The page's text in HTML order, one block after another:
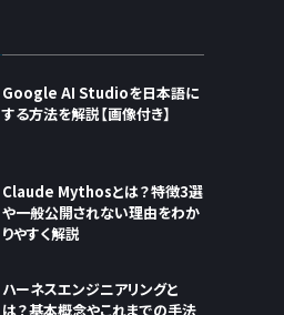
Google AI Studioを日本語に
する方法を解説【画像付き】
Claude Mythosとは？特徴3選
や一般公開されない理由をわか
りやすく解説
ハーネスエンジニアリングと
は？基本概念やこれまでの手法